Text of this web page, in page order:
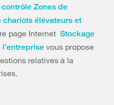
Zones de
chariots élévateurs et
page Internet Stockage
vous propose
relatives à la